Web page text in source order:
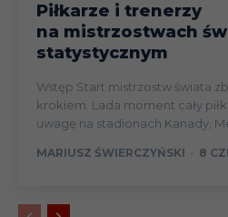
Piłkarze i trenerzy
na mistrzostwach
statystycznym
Wstęp Start mistrzostw świata zbliża się szybkim
krokiem. Lada moment cały
uwagę na stadionach Kanady,
MARIUSZ ŚWIERCZYŃSKI - 8